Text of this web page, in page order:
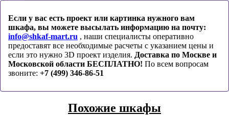
Если у вас есть проект или картинка нужного вам
шкафа, вы можете высылать информацию на почту:
info@shkaf-mart.ru , наши специалисты оперативно
предоставят все необходимые расчеты с указанием цены и
если это нужно 3D проект изделия. Доставка по Москве и
Московской области БЕСПЛАТНО! По всем вопросам
звоните: +7 (499) 346-86-51
Похожие шкафы